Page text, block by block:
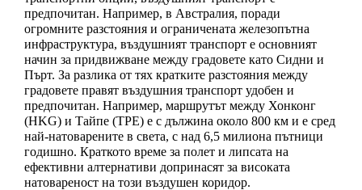
предпочитан. Например, в Австралия, поради
огромните разстояния и ограничената железопътна
инфраструктура, въздушният транспорт е основният
начин за придвижване между градовете като Сидни и
Пърт. За разлика от тях кратките разстояния между
градовете правят въздушния транспорт удобен и
предпочитан. Например, маршрутът между Хонконг
(HKG) и Тайпе (TPE) е с дължина около 800 км и е сред
най-натоварените в света, с над 6,5 милиона пътници
годишно. Краткото време за полет и липсата на
ефективни алтернативи допринасят за високата
натовареност на този въздушен коридор.